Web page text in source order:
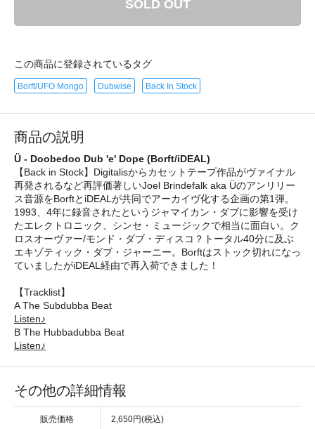
SOLD OUT
この商品に登録されているタグ
Borft/UFO Mongo Dubwise Back In Stock
商品の説明
Ü - Doobedoo Dub 'e' Dope (Borft/iDEAL)
【Back in Stock】Digitalisからカセットテープ作品がヴァイナル
再発されるなど再評価著しいJoel Brindefalk aka Üのアンリリー
ス音源をBorftとiDEALが共同でアーカイヴ化する企画の第1弾。
1993、4年に録音されたというジャマイカン・ダブに影響を受け
たエレクトロニック、シンセ・ミュージックで相当に面白い。ク
ロスオーヴァー/モンド・ダブ・ディスコ？トータル40分に及ぶ
エキゾティック・ダブ・ジャーニー。Borftはストック切れになっ
ていましたがiDEAL経由で再入荷できました！
【Tracklist】
A The Subdubba Beat
Listen♪
B The Hubbadubba Beat
Listen♪
その他の詳細情報
販売価格 2,650円(税込)